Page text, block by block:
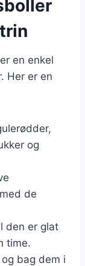
en enkel
Her er en
og
de
den er glat
time.
bag dem i